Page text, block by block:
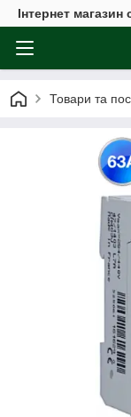
Інтернет
Товари та